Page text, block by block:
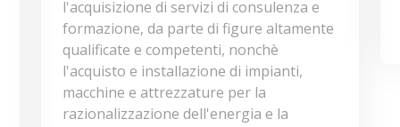
l'acquisizione di servizi di consulenza e
formazione, da parte di figure altamente
qualificate e competenti, nonchè
l'acquisto e installazione di impianti,
macchine e attrezzature per la
razionalizzazione dell'energia e la